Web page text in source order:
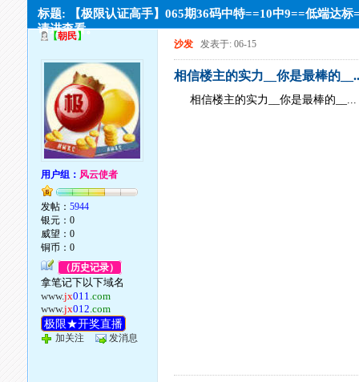
标题: 【极限认证高手】065期36码中特==10中9==低端达标
请进查看。
【朝民】
用户组： 风云使者
发帖：5944
银元：0
威望：0
铜币：0
（历史记录）
拿笔记下以下域名
www.jx011.com
www.jx012.com
极限★开奖直播
加关注 发消息
沙发 发表于: 06-15
相信楼主的实力__你是最棒的
相信楼主的实力__你是最棒的__...